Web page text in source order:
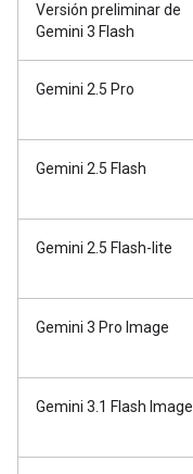
Versión preliminar de
Gemini 3 Flash
Gemini 2.5 Pro
Gemini 2.5 Flash
Gemini 2.5 Flash-lite
Gemini 3 Pro Image
Gemini 3.1 Flash Image